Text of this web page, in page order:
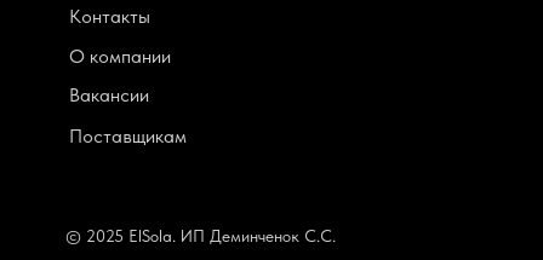
Контакты
© 2025 ElSola. ИП Деминченок С.С.
Поставщикам
Вакансии
О компании